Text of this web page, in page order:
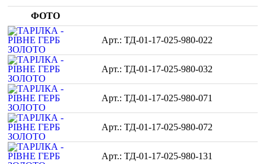
ФОТО
ТД-01-17-025-980-022
ТД-01-17-025-980-032
ТД-01-17-025-980-071
ТД-01-17-025-980-072
ТД-01-17-025-980-131